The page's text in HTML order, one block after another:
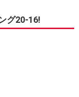
グ20-16!